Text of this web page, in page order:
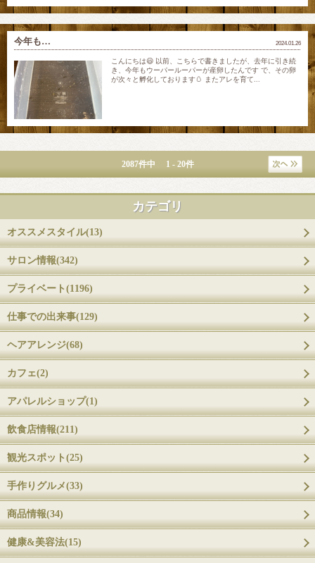
2024.01.26
今年も…
こんにちは😃 以前、こちらで書きましたが、去年に引き続
き、今年もウーパールーパーが産卵したんです で、その卵
が次々と孵化しております🥚 またアレを育て...
2087件中 1 - 20件
カテゴリ
オススメスタイル(13)
サロン情報(342)
プライベート(1196)
仕事での出来事(129)
ヘアアレンジ(68)
カフェ(2)
アパレルショップ(1)
飲食店情報(211)
観光スポット(25)
手作りグルメ(33)
商品情報(34)
健康&美容法(15)